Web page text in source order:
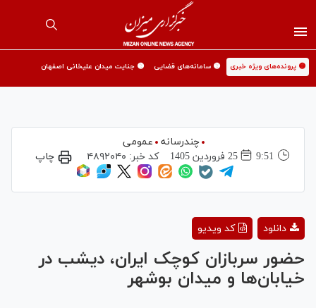
🟡 پرونده‌های ویژه خبری 🟡 سامانه‌های قضایی 🟡 جنایت میدان علیخانی اصفهان
چندرسانه
عمومی
9:51
25 فروردين 1405 کد خبر: ۴۸۹۲۰۴۰ چاپ
Video
کد ویدیو دانلود
حضور سربازان کوچک ایران، دیشب در
خیابان‌ها و میدان بوشهر